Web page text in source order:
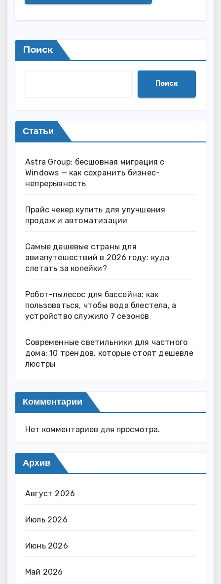
Поиск
Поиск
Статьи
Astra Group: бесшовная миграция с
Windows — как сохранить бизнес-
непрерывность
Прайс чекер купить для улучшения
продаж и автоматизации
Самые дешевые страны для
авиапутешествий в 2026 году: куда
слетать за копейки?
Робот-пылесос для бассейна: как
пользоваться, чтобы вода блестела, а
устройство служило 7 сезонов
Современные светильники для частного
дома: 10 трендов, которые стоят дешевле
люстры
Комментарии
Нет комментариев для просмотра.
Архив
Август 2026
Июль 2026
Июнь 2026
Май 2026